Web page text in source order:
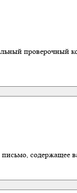
проверочный
письмо, содержащее